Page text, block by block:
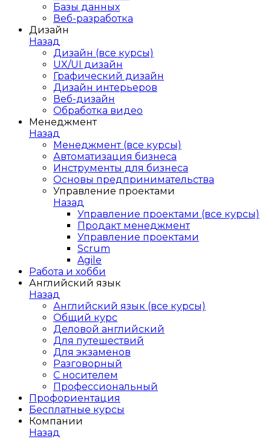
Базы данных
Веб-разработка
Дизайн
Назад
Дизайн (все курсы)
UX/UI дизайн
Графический дизайн
Дизайн интерьеров
Веб-дизайн
Обработка видео
Менеджмент
Назад
Менеджмент (все курсы)
Автоматизация бизнеса
Инструменты для бизнеса
Основы предпринимательства
Управление проектами
Назад
Управление проектами (все курсы)
Продакт менеджмент
Управление проектами
Scrum
Agile
Работа и хобби
Английский язык
Назад
Английский язык (все курсы)
Общий курс
Деловой английский
Для путешествий
Для экзаменов
Разговорный
С носителем
Профессиональный
Профориентация
Бесплатные курсы
Компании
Назад